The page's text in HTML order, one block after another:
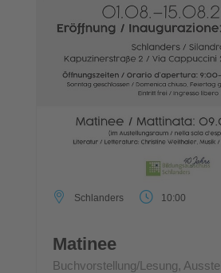
Schlanders 10:00
Matinee
Buchvorstellung/Lesung,